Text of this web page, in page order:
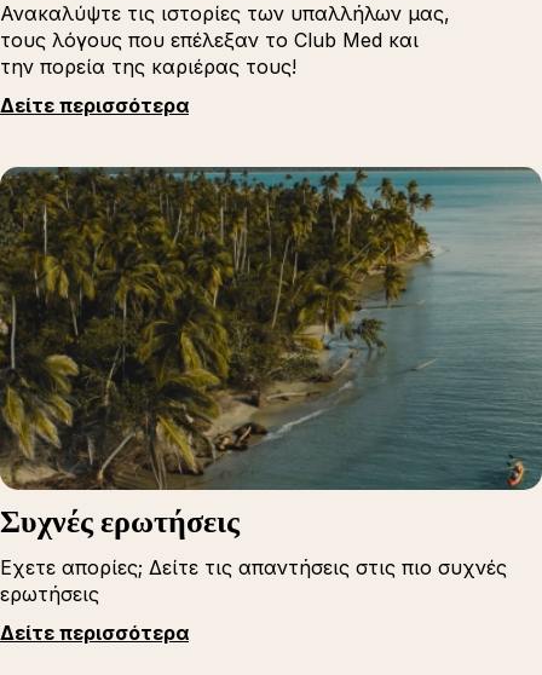
Ανακαλύψτε τις ιστορίες των υπαλλήλων μας,
τους λόγους που επέλεξαν το Club Med και
την πορεία της καριέρας τους!
Δείτε περισσότερα
Συχνές ερωτήσεις
Εχετε απορίες; Δείτε τις απαντήσεις στις πιο συχνές
ερωτήσεις
Δείτε περισσότερα